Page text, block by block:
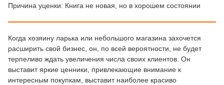
Причина уценки: Книга не новая, но в хорошем состоянии
Когда хозяину ларька или небольшого магазина захочется
расширить свой бизнес, он, по всей вероятности, не будет
терпеливо ждать увеличения числа своих клиентов. Он
выставит яркие ценники, привлекающие внимание к
интересным покупкам, выставит наиболее красиво